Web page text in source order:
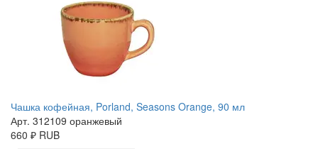
Чашка кофейная, Porland, Seasons Orange, 90 мл
Арт. 312109 оранжевый
660 ₽ RUB